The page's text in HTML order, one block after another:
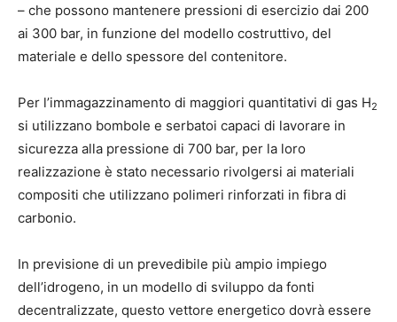
– che possono mantenere pressioni di esercizio dai 200
ai 300 bar, in funzione del modello costruttivo, del
materiale e dello spessore del contenitore.
Per l’immagazzinamento di maggiori quantitativi di gas H2
si utilizzano bombole e serbatoi capaci di lavorare in
sicurezza alla pressione di 700 bar, per la loro
realizzazione è stato necessario rivolgersi ai materiali
compositi che utilizzano polimeri rinforzati in fibra di
carbonio.
In previsione di un prevedibile più ampio impiego
dell’idrogeno, in un modello di sviluppo da fonti
decentralizzate, questo vettore energetico dovrà essere